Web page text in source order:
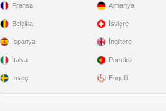
Fransa
Belçika
İspanya
İtalya
İsveç
Almanya
İsviçre
İngiltere
Portekiz
Engelli